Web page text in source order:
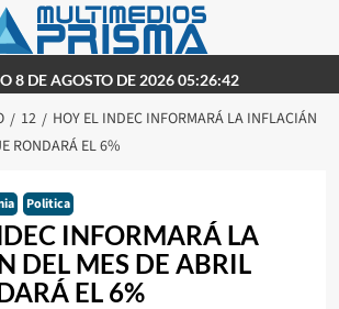
8 DE AGOSTO DE 2026 05:26:42
12
HOY EL INDEC INFORMARÁ LA INFLACIÁN
RONDARÁ EL 6%
Politica
INFORMARÁ LA
DEL MES DE ABRIL
EL 6%